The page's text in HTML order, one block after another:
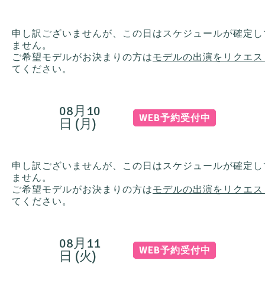
申し訳ございませんが、この日はスケジュールが確定
ません。
ご希望モデルがお決まりの方はモデルの出演をリクエ
てください。
08月10
日 (月)
WEB予約受付中
申し訳ございませんが、この日はスケジュールが確定
ません。
ご希望モデルがお決まりの方はモデルの出演をリクエ
てください。
08月11
日 (火)
WEB予約受付中